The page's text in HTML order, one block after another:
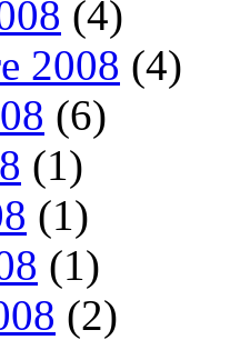
(4)
2008 (4)
(6)
(1)
(1)
(1)
(2)